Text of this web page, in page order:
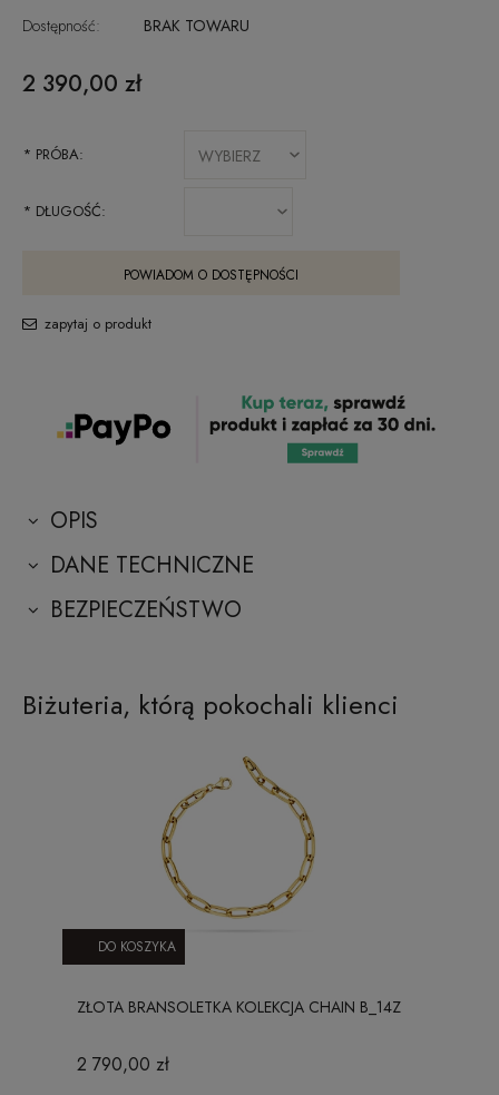
Dostępność: BRAK TOWARU
2 390,00 zł
* PRÓBA:
* DŁUGOŚĆ:
POWIADOM O DOSTĘPNOŚCI
zapytaj o produkt
OPIS
DANE TECHNICZNE
BEZPIECZEŃSTWO
Biżuteria, którą pokochali klienci
ZŁOTA BRANSOLETKA KOLEKCJA CHAIN B_14Z
2 790,00 zł
DO KOSZYKA